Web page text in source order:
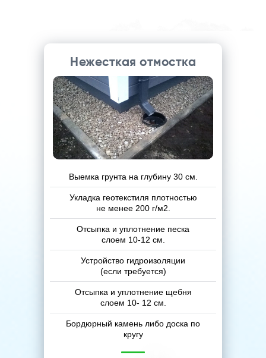
Нежесткая отмостка
Выемка грунта на глубину 30 см.
Укладка геотекстиля плотностью
не менее 200 г/м2.
Отсыпка и уплотнение песка
слоем 10-12 см.
Устройство гидроизоляции
(если требуется)
Отсыпка и уплотнение щебня
слоем 10- 12 см.
Бордюрный камень либо доска по
кругу